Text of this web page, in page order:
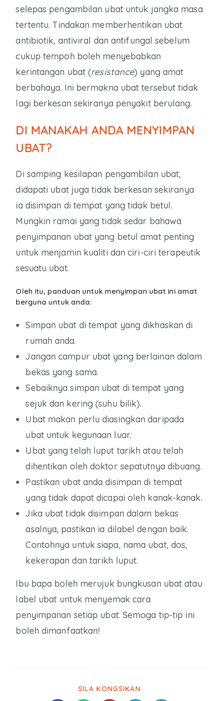
selepas pengambilan ubat untuk jangka masa
tertentu. Tindakan memberhentikan ubat
antibiotik, antiviral dan antifungal sebelum
cukup tempoh boleh menyebabkan
kerintangan ubat (resistance) yang amat
berbahaya. Ini bermakna ubat tersebut tidak
lagi berkesan sekiranya penyakit berulang.
DI MANAKAH ANDA MENYIMPAN
UBAT?
Di samping kesilapan pengambilan ubat,
didapati ubat juga tidak berkesan sekiranya
ia disimpan di tempat yang tidak betul.
Mungkin ramai yang tidak sedar bahawa
penyimpanan ubat yang betul amat penting
untuk menjamin kualiti dan ciri-ciri terapeutik
sesuatu ubat.
Oleh itu, panduan untuk menyimpan ubat ini amat
berguna untuk anda:
Simpan ubat di tempat yang dikhaskan di
rumah anda.
Jangan campur ubat yang berlainan dalam
bekas yang sama.
Sebaiknya simpan ubat di tempat yang
sejuk dan kering (suhu bilik).
Ubat makan perlu diasingkan daripada
ubat untuk kegunaan luar.
Ubat yang telah luput tarikh atau telah
dihentikan oleh doktor sepatutnya dibuang.
Pastikan ubat anda disimpan di tempat
yang tidak dapat dicapai oleh kanak-kanak.
Jika ubat tidak disimpan dalam bekas
asalnya, pastikan ia dilabel dengan baik.
Contohnya untuk siapa, nama ubat, dos,
kekerapan dan tarikh luput.
Ibu bapa boleh merujuk bungkusan ubat atau
label ubat untuk menyemak cara
penyimpanan setiap ubat. Semoga tip-tip ini
boleh dimanfaatkan!
SILA KONGSIKAN